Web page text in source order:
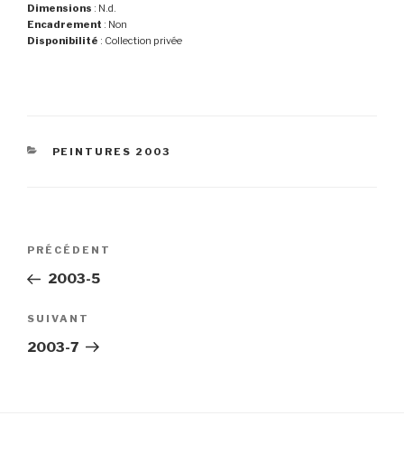
Dimensions : N.d.
Encadrement : Non
Disponibilité : Collection privée
CATÉGORIES
PEINTURES 2003
Navigation
l’article
Article
précédent
PRÉCÉDENT
2003-5
Article
suivant
SUIVANT
2003-7